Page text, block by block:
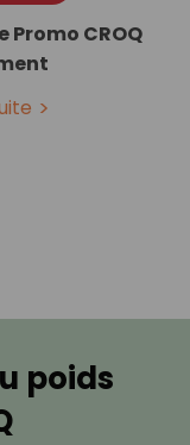
Promo CROQ
poids